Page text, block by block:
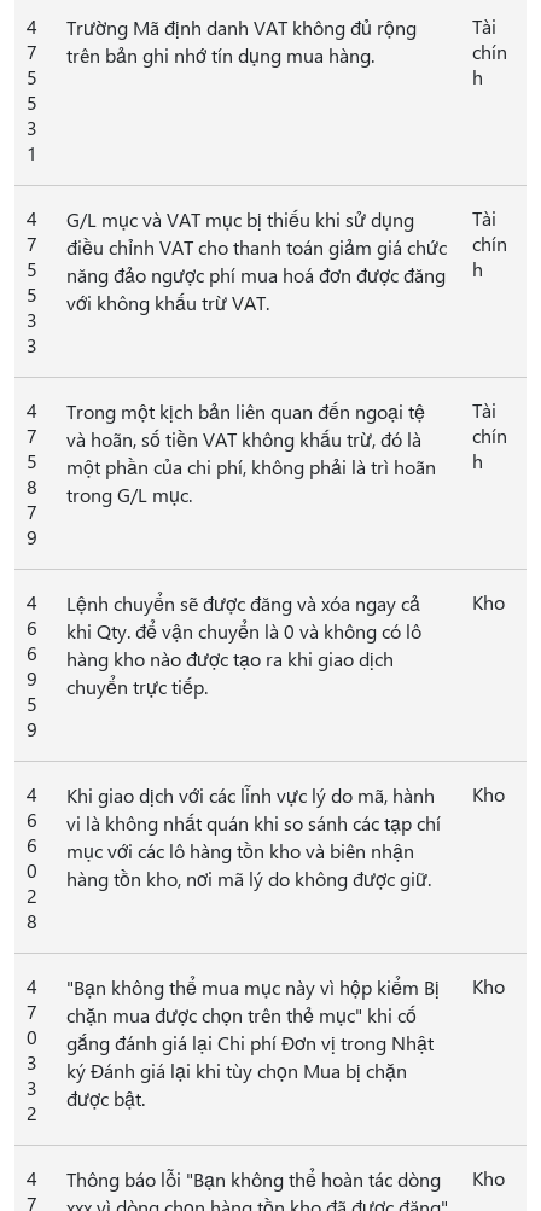
4
7
5
5
3
1
Trường Mã định danh VAT không đủ rộng
trên bản ghi nhớ tín dụng mua hàng.
Tài
chín
h
4
7
5
5
3
3
G/L mục và VAT mục bị thiếu khi sử dụng
điều chỉnh VAT cho thanh toán giảm giá chức
năng đảo ngược phí mua hoá đơn được đăng
với không khấu trừ VAT.
Tài
chín
h
4
7
5
8
7
9
Trong một kịch bản liên quan đến ngoại tệ
và hoãn, số tiền VAT không khấu trừ, đó là
một phần của chi phí, không phải là trì hoãn
trong G/L mục.
Tài
chín
h
4
6
6
9
5
9
Lệnh chuyển sẽ được đăng và xóa ngay cả
khi Qty. để vận chuyển là 0 và không có lô
hàng kho nào được tạo ra khi giao dịch
chuyển trực tiếp.
Kho
4
6
6
0
2
8
Khi giao dịch với các lĩnh vực lý do mã, hành
vi là không nhất quán khi so sánh các tạp chí
mục với các lô hàng tồn kho và biên nhận
hàng tồn kho, nơi mã lý do không được giữ.
Kho
4
7
0
3
3
2
"Bạn không thể mua mục này vì hộp kiểm Bị
chặn mua được chọn trên thẻ mục" khi cố
gắng đánh giá lại Chi phí Đơn vị trong Nhật
ký Đánh giá lại khi tùy chọn Mua bị chặn
được bật.
Kho
4
7
Thông báo lỗi "Bạn không thể hoàn tác dòng
Kho